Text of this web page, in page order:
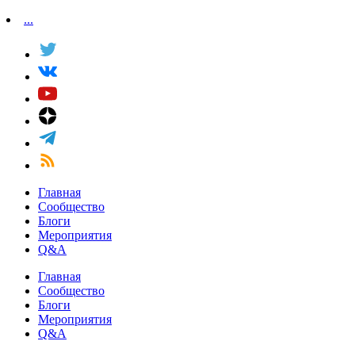
...
Главная
Сообщество
Блоги
Мероприятия
Q&A
Главная
Сообщество
Блоги
Мероприятия
Q&A